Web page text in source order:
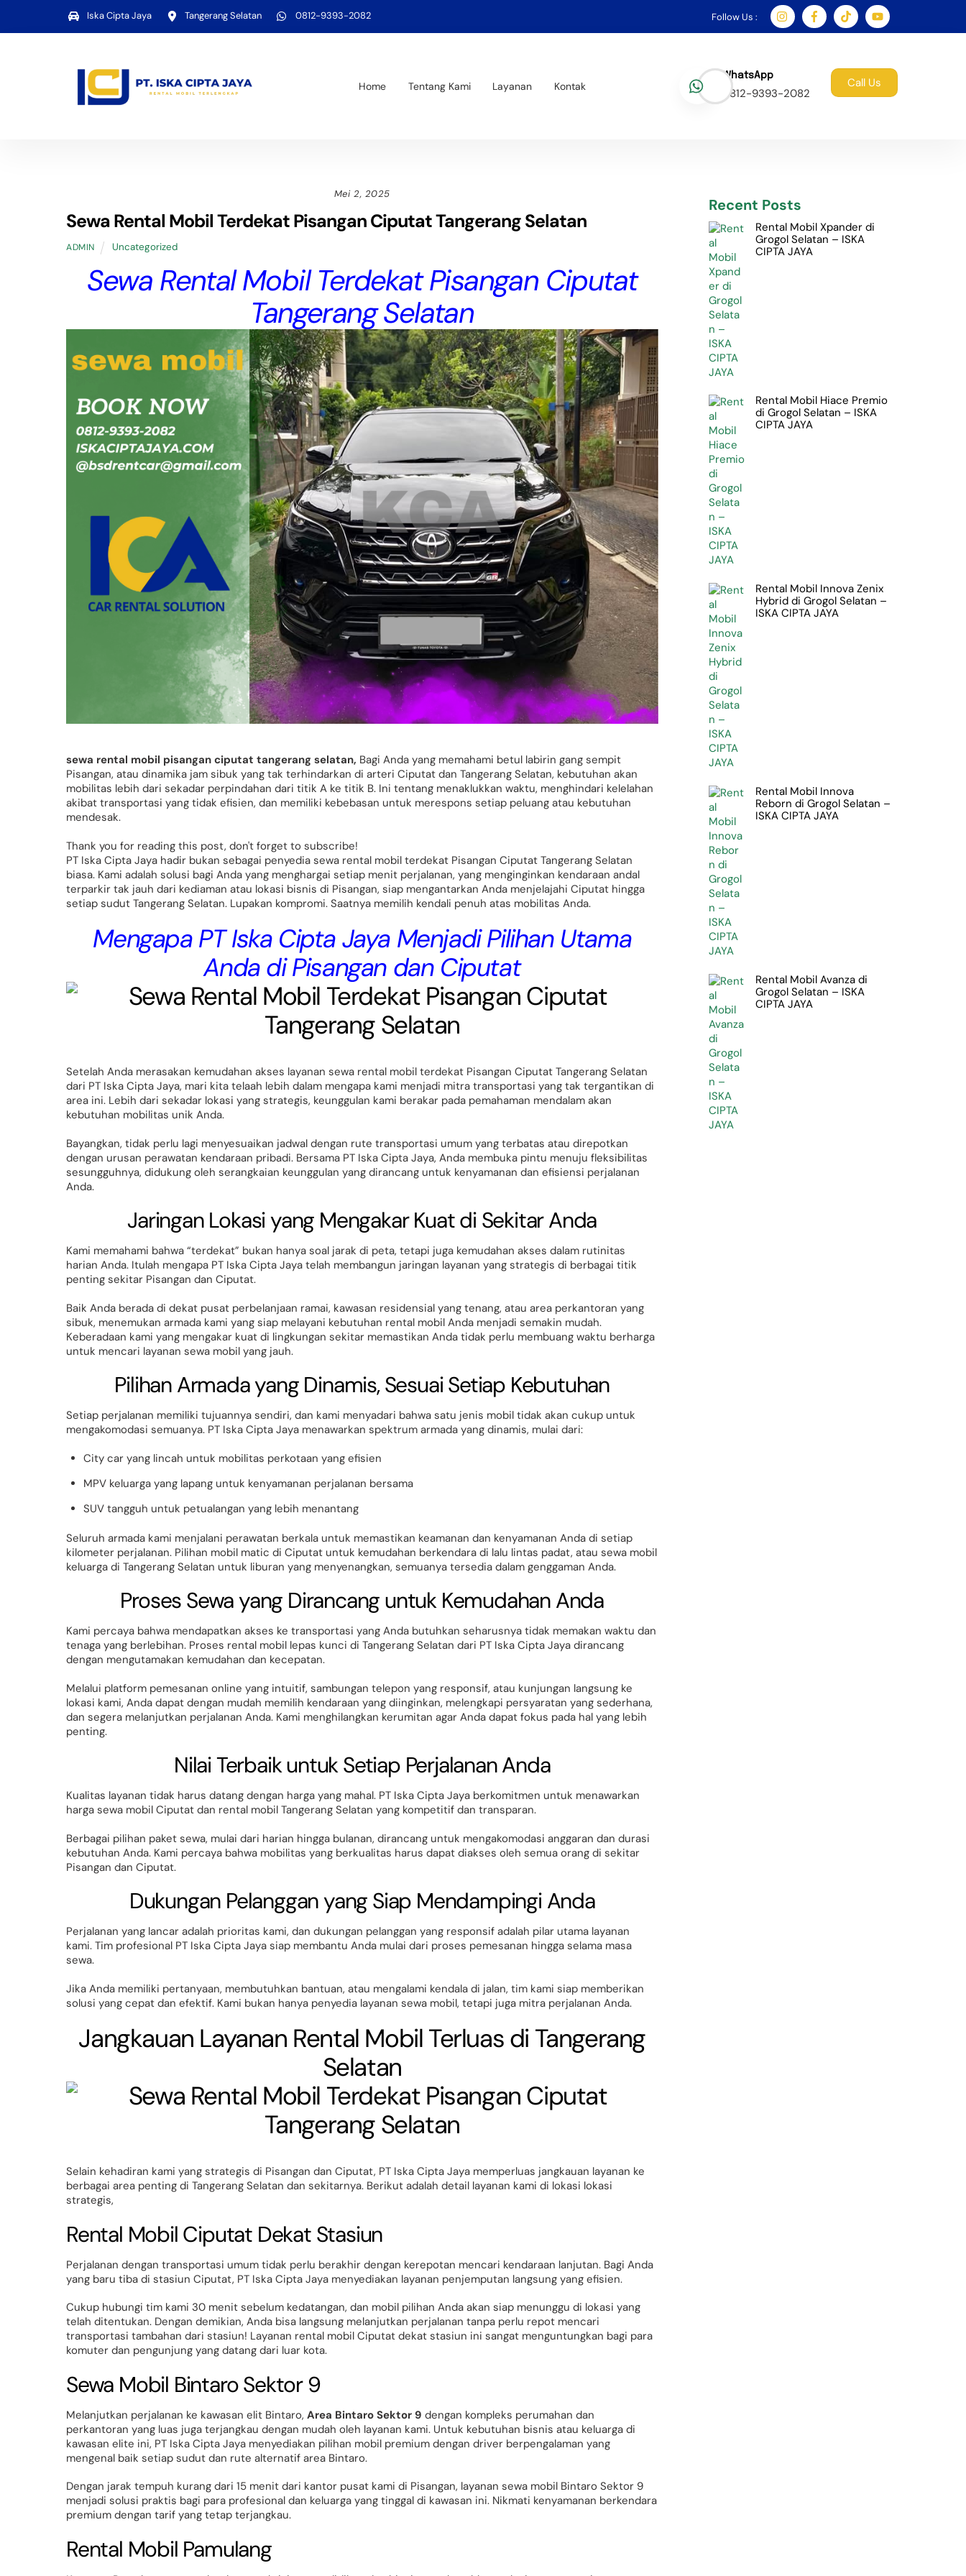
content
Iska Cipta Jaya Tangerang Selatan 0812-9393-2082 Follow Us :
Home Tentang Kami Layanan Kontak
WhatsApp
0812-9393-2082
Call Us
Mei 2, 2025
Sewa Rental Mobil Terdekat Pisangan Ciputat Tangerang Selatan
ADMIN Uncategorized
Sewa Rental Mobil Terdekat Pisangan Ciputat
Tangerang Selatan
sewa rental mobil pisangan ciputat tangerang selatan, Bagi Anda yang memahami betul labirin gang sempit
Pisangan, atau dinamika jam sibuk yang tak terhindarkan di arteri Ciputat dan Tangerang Selatan, kebutuhan akan
mobilitas lebih dari sekadar perpindahan dari titik A ke titik B. Ini tentang menaklukkan waktu, menghindari kelelahan
akibat transportasi yang tidak efisien, dan memiliki kebebasan untuk merespons setiap peluang atau kebutuhan
mendesak.
Thank you for reading this post, don't forget to subscribe!
PT Iska Cipta Jaya hadir bukan sebagai penyedia sewa rental mobil terdekat Pisangan Ciputat Tangerang Selatan
biasa. Kami adalah solusi bagi Anda yang menghargai setiap menit perjalanan, yang menginginkan kendaraan andal
terparkir tak jauh dari kediaman atau lokasi bisnis di Pisangan, siap mengantarkan Anda menjelajahi Ciputat hingga
setiap sudut Tangerang Selatan. Lupakan kompromi. Saatnya memilih kendali penuh atas mobilitas Anda.
Mengapa PT Iska Cipta Jaya Menjadi Pilihan Utama
Anda di Pisangan dan Ciputat
Setelah Anda merasakan kemudahan akses layanan sewa rental mobil terdekat Pisangan Ciputat Tangerang Selatan
dari PT Iska Cipta Jaya, mari kita telaah lebih dalam mengapa kami menjadi mitra transportasi yang tak tergantikan di
area ini. Lebih dari sekadar lokasi yang strategis, keunggulan kami berakar pada pemahaman mendalam akan
kebutuhan mobilitas unik Anda.
Bayangkan, tidak perlu lagi menyesuaikan jadwal dengan rute transportasi umum yang terbatas atau direpotkan
dengan urusan perawatan kendaraan pribadi. Bersama PT Iska Cipta Jaya, Anda membuka pintu menuju fleksibilitas
sesungguhnya, didukung oleh serangkaian keunggulan yang dirancang untuk kenyamanan dan efisiensi perjalanan
Anda.
Jaringan Lokasi yang Mengakar Kuat di Sekitar Anda
Kami memahami bahwa “terdekat” bukan hanya soal jarak di peta, tetapi juga kemudahan akses dalam rutinitas
harian Anda. Itulah mengapa PT Iska Cipta Jaya telah membangun jaringan layanan yang strategis di berbagai titik
penting sekitar Pisangan dan Ciputat.
Baik Anda berada di dekat pusat perbelanjaan ramai, kawasan residensial yang tenang, atau area perkantoran yang
sibuk, menemukan armada kami yang siap melayani kebutuhan rental mobil Anda menjadi semakin mudah.
Keberadaan kami yang mengakar kuat di lingkungan sekitar memastikan Anda tidak perlu membuang waktu berharga
untuk mencari layanan sewa mobil yang jauh.
Pilihan Armada yang Dinamis, Sesuai Setiap Kebutuhan
Setiap perjalanan memiliki tujuannya sendiri, dan kami menyadari bahwa satu jenis mobil tidak akan cukup untuk
mengakomodasi semuanya. PT Iska Cipta Jaya menawarkan spektrum armada yang dinamis, mulai dari:
City car yang lincah untuk mobilitas perkotaan yang efisien
MPV keluarga yang lapang untuk kenyamanan perjalanan bersama
SUV tangguh untuk petualangan yang lebih menantang
Seluruh armada kami menjalani perawatan berkala untuk memastikan keamanan dan kenyamanan Anda di setiap
kilometer perjalanan. Pilihan mobil matic di Ciputat untuk kemudahan berkendara di lalu lintas padat, atau sewa mobil
keluarga di Tangerang Selatan untuk liburan yang menyenangkan, semuanya tersedia dalam genggaman Anda.
Proses Sewa yang Dirancang untuk Kemudahan Anda
Kami percaya bahwa mendapatkan akses ke transportasi yang Anda butuhkan seharusnya tidak memakan waktu dan
tenaga yang berlebihan. Proses rental mobil lepas kunci di Tangerang Selatan dari PT Iska Cipta Jaya dirancang
dengan mengutamakan kemudahan dan kecepatan.
Melalui platform pemesanan online yang intuitif, sambungan telepon yang responsif, atau kunjungan langsung ke
lokasi kami, Anda dapat dengan mudah memilih kendaraan yang diinginkan, melengkapi persyaratan yang sederhana,
dan segera melanjutkan perjalanan Anda. Kami menghilangkan kerumitan agar Anda dapat fokus pada hal yang lebih
penting.
Nilai Terbaik untuk Setiap Perjalanan Anda
Kualitas layanan tidak harus datang dengan harga yang mahal. PT Iska Cipta Jaya berkomitmen untuk menawarkan
harga sewa mobil Ciputat dan rental mobil Tangerang Selatan yang kompetitif dan transparan.
Berbagai pilihan paket sewa, mulai dari harian hingga bulanan, dirancang untuk mengakomodasi anggaran dan durasi
kebutuhan Anda. Kami percaya bahwa mobilitas yang berkualitas harus dapat diakses oleh semua orang di sekitar
Pisangan dan Ciputat.
Dukungan Pelanggan yang Siap Mendampingi Anda
Perjalanan yang lancar adalah prioritas kami, dan dukungan pelanggan yang responsif adalah pilar utama layanan
kami. Tim profesional PT Iska Cipta Jaya siap membantu Anda mulai dari proses pemesanan hingga selama masa
sewa.
Jika Anda memiliki pertanyaan, membutuhkan bantuan, atau mengalami kendala di jalan, tim kami siap memberikan
solusi yang cepat dan efektif. Kami bukan hanya penyedia layanan sewa mobil, tetapi juga mitra perjalanan Anda.
Jangkauan Layanan Rental Mobil Terluas di Tangerang
Selatan
Selain kehadiran kami yang strategis di Pisangan dan Ciputat, PT Iska Cipta Jaya memperluas jangkauan layanan ke
berbagai area penting di Tangerang Selatan dan sekitarnya. Berikut adalah detail layanan kami di lokasi lokasi
strategis,
Rental Mobil Ciputat Dekat Stasiun
Perjalanan dengan transportasi umum tidak perlu berakhir dengan kerepotan mencari kendaraan lanjutan. Bagi Anda
yang baru tiba di stasiun Ciputat, PT Iska Cipta Jaya menyediakan layanan penjemputan langsung yang efisien.
Cukup hubungi tim kami 30 menit sebelum kedatangan, dan mobil pilihan Anda akan siap menunggu di lokasi yang
telah ditentukan. Dengan demikian, Anda bisa langsung melanjutkan perjalanan tanpa perlu repot mencari
transportasi tambahan dari stasiun! Layanan rental mobil Ciputat dekat stasiun ini sangat menguntungkan bagi para
komuter dan pengunjung yang datang dari luar kota.
Sewa Mobil Bintaro Sektor 9
Melanjutkan perjalanan ke kawasan elit Bintaro, Area Bintaro Sektor 9 dengan kompleks perumahan dan
perkantoran yang luas juga terjangkau dengan mudah oleh layanan kami. Untuk kebutuhan bisnis atau keluarga di
kawasan elite ini, PT Iska Cipta Jaya menyediakan pilihan mobil premium dengan driver berpengalaman yang
mengenal baik setiap sudut dan rute alternatif area Bintaro.
Dengan jarak tempuh kurang dari 15 menit dari kantor pusat kami di Pisangan, layanan sewa mobil Bintaro Sektor 9
menjadi solusi praktis bagi para profesional dan keluarga yang tinggal di kawasan ini. Nikmati kenyamanan berkendara
premium dengan tarif yang tetap terjangkau.
Rental Mobil Pamulang
Recent Posts
Rental Mobil Xpander di
Grogol Selatan – ISKA
CIPTA JAYA
Rental Mobil Hiace Premio
di Grogol Selatan – ISKA
CIPTA JAYA
Rental Mobil Innova Zenix
Hybrid di Grogol Selatan –
ISKA CIPTA JAYA
Rental Mobil Innova
Reborn di Grogol Selatan –
ISKA CIPTA JAYA
Rental Mobil Avanza di
Grogol Selatan – ISKA
CIPTA JAYA